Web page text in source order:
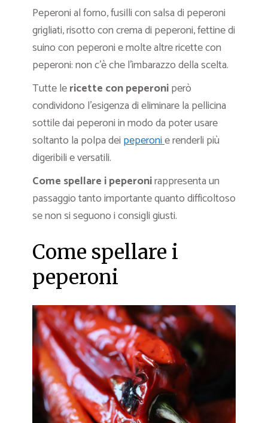
Peperoni al forno, fusilli con salsa di peperoni
grigliati, risotto con crema di peperoni, fettine di
suino con peperoni e molte altre ricette con
peperoni: non c’è che l’imbarazzo della scelta.
Tutte lericette con peperoniperò
condividono l’esigenza di eliminare la pellicina
sottile dai peperoni in modo da poter usare
soltanto la polpa dei peperonie renderli più
digeribili e versatili.
Come spellare i peperonirappresenta un
passaggio tanto importante quanto difficoltoso
se non si seguono i consigli giusti.
Come spellare i
peperoni